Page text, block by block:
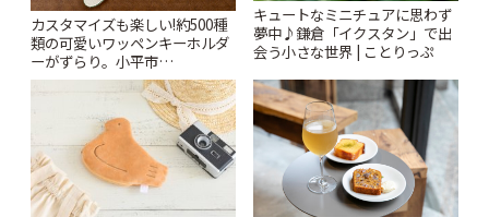
カスタマイズも楽しい!約500種
類の可愛いワッペンキーホルダ
ーがずらり。小平市
「Kimamaya T&K」 | ことりっ
キュートなミニチュアに思わず
夢中♪鎌倉「イクスタン」で出
会う小さな世界 | ことりっぷ